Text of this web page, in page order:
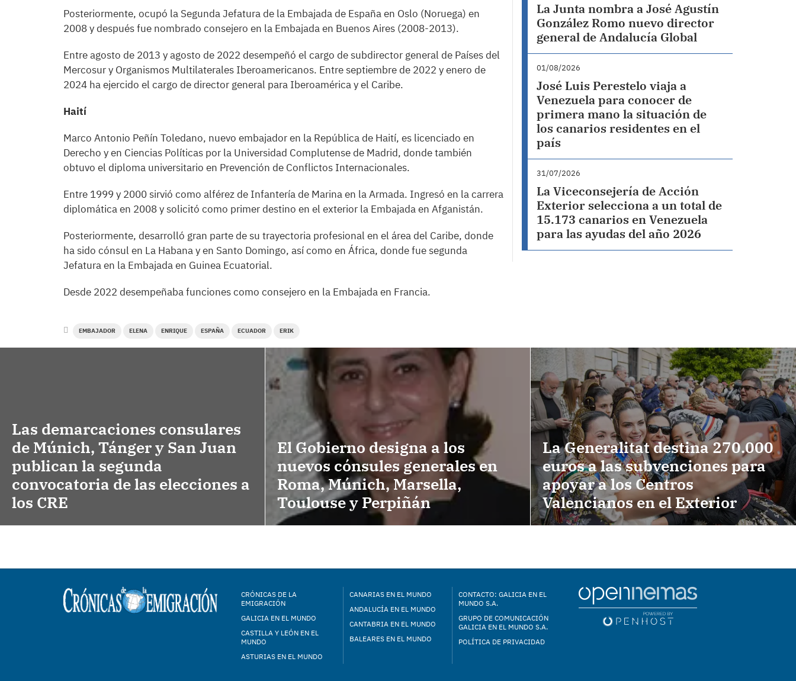
Posteriormente, ocupó la Segunda Jefatura de la Embajada de España en Oslo (Noruega) en
2008 y después fue nombrado consejero en la Embajada en Buenos Aires (2008-2013).
Entre agosto de 2013 y agosto de 2022 desempeñó el cargo de subdirector general de Países del
Mercosur y Organismos Multilaterales Iberoamericanos. Entre septiembre de 2022 y enero de
2024 ha ejercido el cargo de director general para Iberoamérica y el Caribe.
Haití
Marco Antonio Peñín Toledano, nuevo embajador en la República de Haití, es licenciado en
Derecho y en Ciencias Políticas por la Universidad Complutense de Madrid, donde también
obtuvo el diploma universitario en Prevención de Conflictos Internacionales.
Entre 1999 y 2000 sirvió como alférez de Infantería de Marina en la Armada. Ingresó en la carrera
diplomática en 2008 y solicitó como primer destino en el exterior la Embajada en Afganistán.
Posteriormente, desarrolló gran parte de su trayectoria profesional en el área del Caribe, donde
ha sido cónsul en La Habana y en Santo Domingo, así como en África, donde fue segunda
Jefatura en la Embajada en Guinea Ecuatorial.
Desde 2022 desempeñaba funciones como consejero en la Embajada en Francia.
EMBAJADOR ELENA ENRIQUE ESPAÑA ECUADOR ERIK
La Junta nombra a José Agustín
González Romo nuevo director
general de Andalucía Global
01/08/2026
José Luis Perestelo viaja a
Venezuela para conocer de
primera mano la situación de
los canarios residentes en el
país
31/07/2026
La Viceconsejería de Acción
Exterior selecciona a un total de
15.173 canarios en Venezuela
para las ayudas del año 2026
Las demarcaciones consulares
de Múnich, Tánger y San Juan
publican la segunda
convocatoria de las elecciones a
los CRE
El Gobierno designa a los
nuevos cónsules generales en
Roma, Múnich, Marsella,
Toulouse y Perpiñán
La Generalitat destina 270.000
euros a las subvenciones para
apoyar a los Centros
Valencianos en el Exterior
CRÓNICAS DE LA
EMIGRACIÓN
GALICIA EN EL MUNDO
CASTILLA Y LEÓN EN EL
MUNDO
ASTURIAS EN EL MUNDO
CANARIAS EN EL MUNDO
ANDALUCÍA EN EL MUNDO
CANTABRIA EN EL MUNDO
BALEARES EN EL MUNDO
CONTACTO: GALICIA EN EL
MUNDO S.A.
GRUPO DE COMUNICACIÓN
GALICIA EN EL MUNDO S.A.
POLÍTICA DE PRIVACIDAD